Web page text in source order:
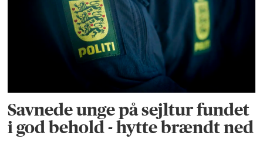
Savnede unge på sejltur fundet
i god behold - hytte brændt ned